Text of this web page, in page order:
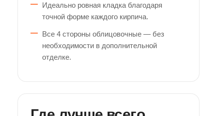
Идеально ровная кладка благодаря
точной форме каждого кирпича.
Все 4 стороны облицовочные — без
необходимости в дополнительной
отделке.